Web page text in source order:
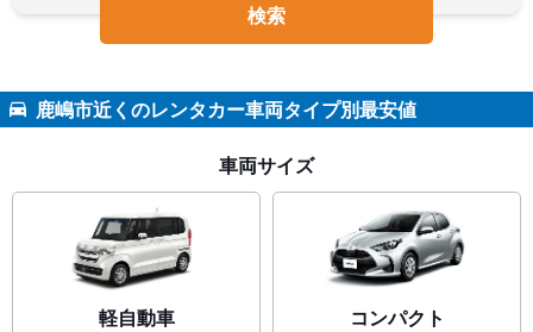
検索
鹿嶋市近くのレンタカー車両タイプ別最安値
車両サイズ
軽自動車 コンパクト